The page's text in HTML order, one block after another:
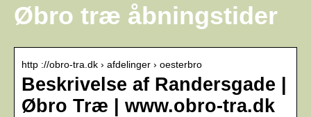
Øbro træ åbningstider
http ://obro-tra.dk › afdelinger › oesterbro
Beskrivelse af Randersgade |
Øbro Træ | www.obro-tra.dk